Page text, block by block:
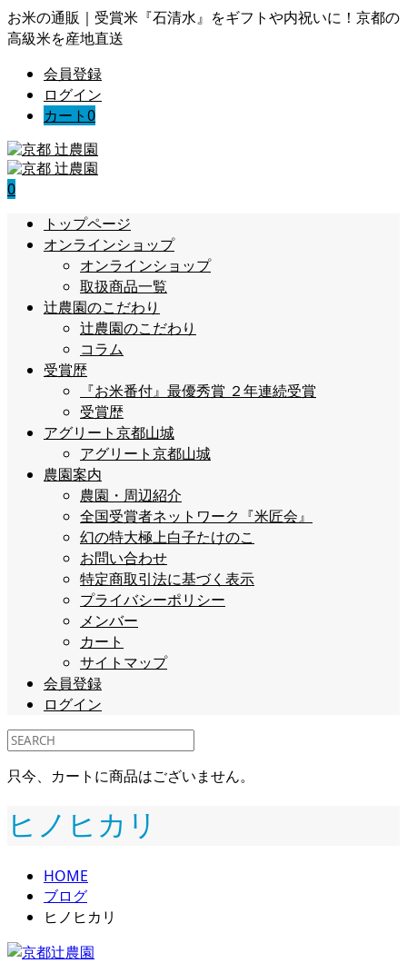
お米の通販｜受賞米『石清水』をギフトや内祝いに！京都の
高級米を産地直送
会員登録
ログイン
カート0
0
トップページ
オンラインショップ
オンラインショップ
取扱商品一覧
辻農園のこだわり
辻農園のこだわり
コラム
受賞歴
『お米番付』最優秀賞 ２年連続受賞
受賞歴
アグリート京都山城
アグリート京都山城
農園案内
農園・周辺紹介
全国受賞者ネットワーク『米匠会』
幻の特大極上白子たけのこ
お問い合わせ
特定商取引法に基づく表示
プライバシーポリシー
メンバー
カート
サイトマップ
会員登録
ログイン
只今、カートに商品はございません。
ヒノヒカリ
HOME
ブログ
ヒノヒカリ